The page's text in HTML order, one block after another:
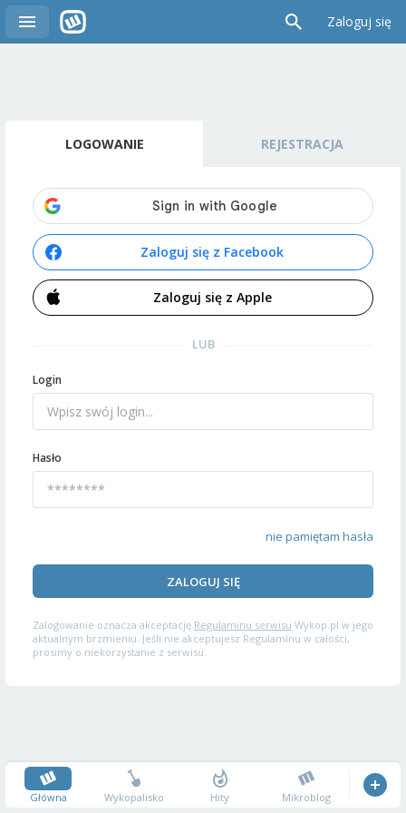
Zaloguj się
LOGOWANIE REJESTRACJA
Zaloguj się z Facebook
Zaloguj się z Apple
LUB
Login
Hasło
nie pamiętam hasła
ZALOGUJ SIĘ
Zalogowanie oznacza akceptację Regulaminu serwisu Wykop.pl w jego
aktualnym brzmieniu. Jeśli nie akceptujesz Regulaminu w całości,
prosimy o niekorzystanie z serwisu.
Główna Wykopalisko Hity Mikroblog